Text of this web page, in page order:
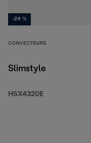
-24 %
CONVECTEURS
Slimstyle
HSX4320E